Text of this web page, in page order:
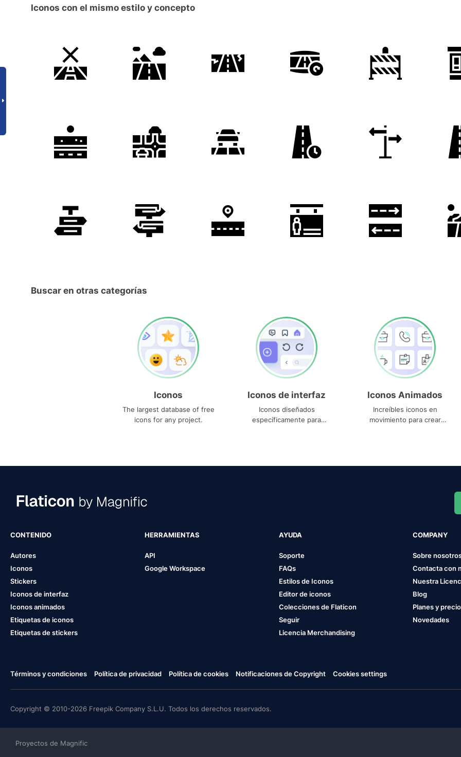
Iconos con el mismo estilo y concepto
Buscar en otras categorías
Iconos
The largest database of free
icons for any project.
Iconos de interfaz
Iconos diseñados
específicamente para
Iconos Animados
Increíbles iconos en
movimiento para crear
CONTENIDO
Autores
Iconos
Stickers
Iconos de interfaz
Iconos animados
Etiquetas de iconos
Etiquetas de stickers
HERRAMIENTAS
API
Google Workspace
AYUDA
Soporte
FAQs
Estilos de Iconos
Editor de iconos
Colecciones de Flaticon
Seguir
Licencia Merchandising
COMPANY
Sobre
Contacta con
Nuestra
Blog
Planes y
Novedades
Términos y condiciones Política de privacidad Política de cookies Notificaciones de Copyright Cookies settings
Copyright © 2010-2026 Freepik Company S.L.U. Todos los derechos reservados.
Proyectos de Magnific